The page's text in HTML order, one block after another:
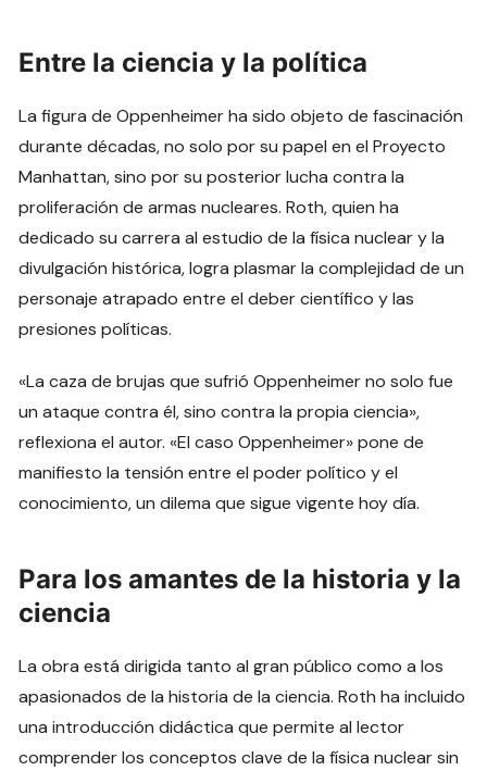
Entre la ciencia y la política
La figura de Oppenheimer ha sido objeto de fascinación
durante décadas, no solo por su papel en el Proyecto
Manhattan, sino por su posterior lucha contra la
proliferación de armas nucleares. Roth, quien ha
dedicado su carrera al estudio de la física nuclear y la
divulgación histórica, logra plasmar la complejidad de un
personaje atrapado entre el deber científico y las
presiones políticas.
«La caza de brujas que sufrió Oppenheimer no solo fue
un ataque contra él, sino contra la propia ciencia»,
reflexiona el autor. «El caso Oppenheimer» pone de
manifiesto la tensión entre el poder político y el
conocimiento, un dilema que sigue vigente hoy día.
Para los amantes de la historia y la
ciencia
La obra está dirigida tanto al gran público como a los
apasionados de la historia de la ciencia. Roth ha incluido
una introducción didáctica que permite al lector
comprender los conceptos clave de la física nuclear sin